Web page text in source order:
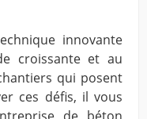
innovante
croissante et au
qui posent
ces défis, il vous